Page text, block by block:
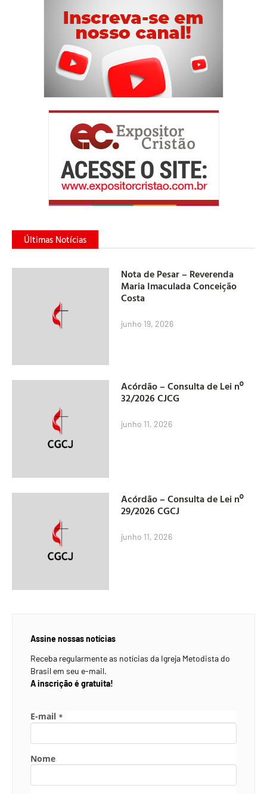
Últimas Notícias
Nota de Pesar – Reverenda
Maria Imaculada Conceição
Costa
junho 19, 2026
Acórdão – Consulta de Lei nº
32/2026 CJCG
junho 11, 2026
Acórdão – Consulta de Lei nº
29/2026 CGCJ
junho 11, 2026
Assine nossas notícias
Receba regularmente as notícias da Igreja Metodista do
Brasil em seu e-mail.
A inscrição é gratuita!